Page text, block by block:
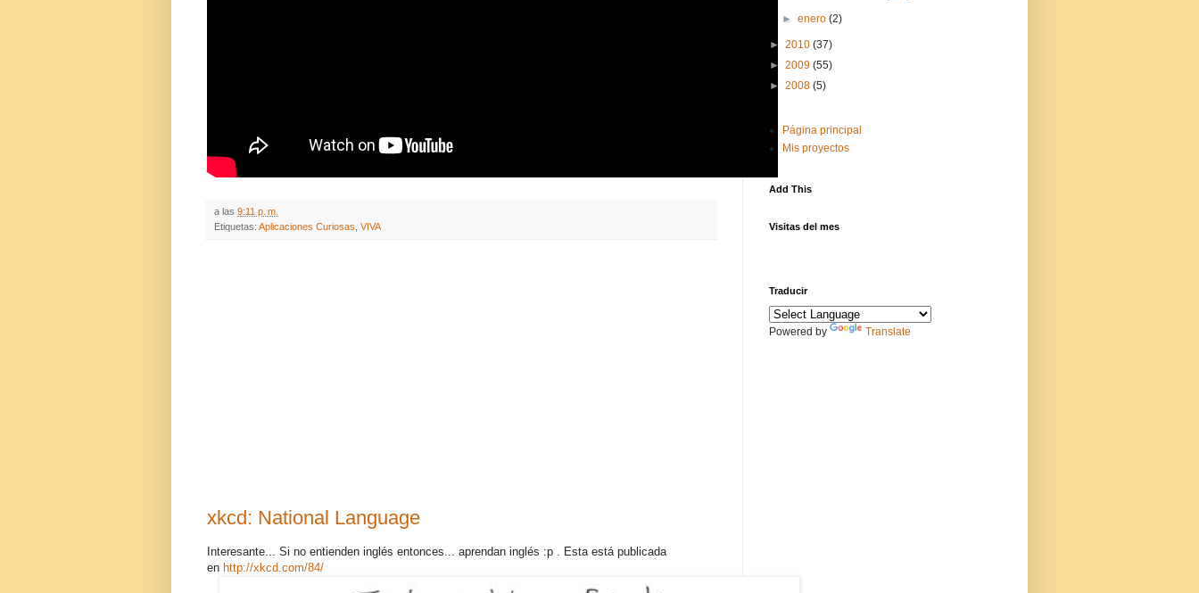
a las 9:11 p. m.
Etiquetas: Aplicaciones Curiosas VIVA
xkcd: National Language
Interesante... Si no entienden inglés entonces... aprendan inglés :p . Esta está publicada
en http://xkcd.com/84/
►enero(2)
► 2010 (37)
► 2009 (55)
► 2008 (5)
Página principal
Mis proyectos
Add This
Visitas del mes
Traducir
Powered by Translate